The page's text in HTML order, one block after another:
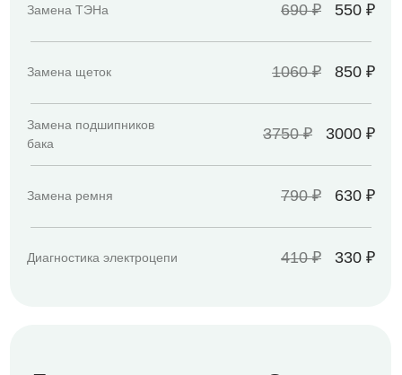
Замена ТЭНа 550 ₽
Замена щеток 850 ₽
Замена подшипников
бака
Замена ремня 630 ₽
Диагностика электроцепи 330 ₽
3000 ₽
3750 ₽
410 ₽
790 ₽
1060 ₽
690 ₽